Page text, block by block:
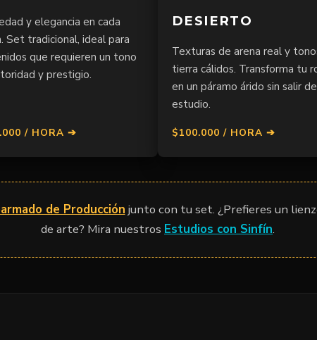
y elegancia en cada
Set tradicional, ideal para
que requieren un tono
y prestigio.
/ HORA ➔
DESIERTO
Texturas de arena real y
tierra cálidos. Transforma tu
en un páramo árido sin salir
estudio.
$100.000 / HORA ➔
de Producción junto con tu set. ¿Prefieres un
de arte? Mira nuestros Estudios con Sinfín.